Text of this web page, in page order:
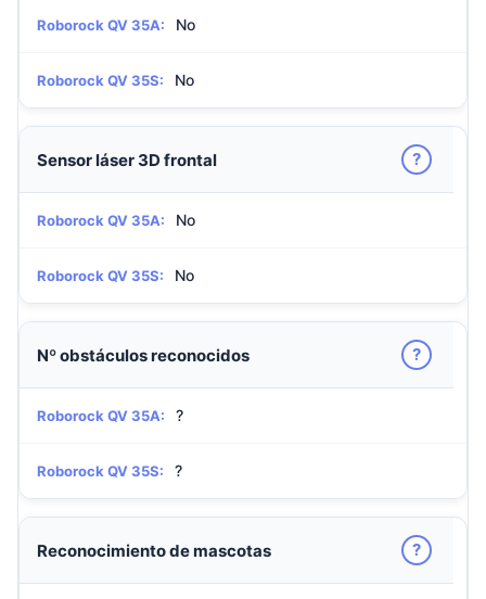
Roborock QV 35A: No
Roborock QV 35S: No
Sensor láser 3D frontal ?
Roborock QV 35A: No
Roborock QV 35S: No
Nº obstáculos reconocidos ?
Roborock QV 35A: ?
Roborock QV 35S: ?
Reconocimiento de mascotas ?